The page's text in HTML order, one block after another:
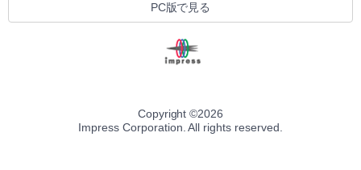
PC版で見る
Copyright ©2026
Impress Corporation. All rights reserved.